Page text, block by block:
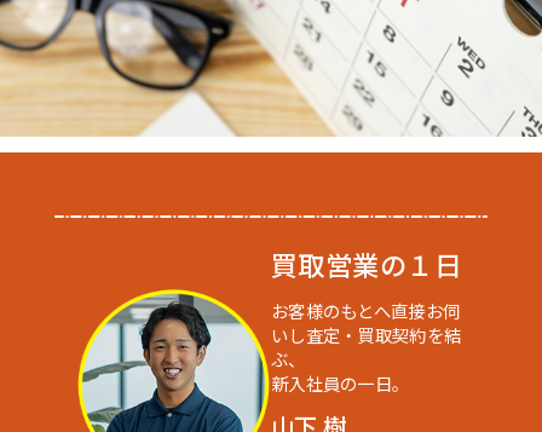
買取営業の１日
お客様のもとへ直接お伺
いし査定・買取契約を結
ぶ、
新入社員の一日。